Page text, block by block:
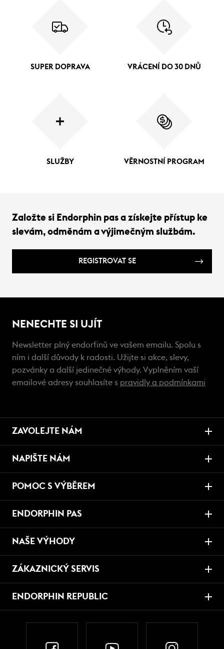
SUPER DOPRAVA VRÁCENÍ DO 30 DNŮ
SLUŽBY VĚRNOSTNÍ PROGRAM
Založte si Endorphin pas a získejte přístup ke
slevám, odměnám a výjimečným službám.
REGISTROVAT SE
NENECHTE SI UJÍT
Newsletter plný endorfinů ve vašem emailu. Spolu s
ním i další důvody k radosti. Užijte si akce, slevy,
pozvánky a další jedinečné výhody. Vyplněním vaší
emailové adresy souhlasíte s pravidly a podmínkami
ZAVOLEJTE NÁM
NAPIŠTE NÁM
POMOC S VÝBĚREM
ENDORPHIN PAS
NAŠE VÝHODY
ZÁKAZNICKÝ SERVIS
ENDORPHIN REPUBLIC